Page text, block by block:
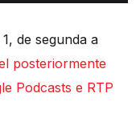
de segunda a
posteriormente
Podcasts e RTP